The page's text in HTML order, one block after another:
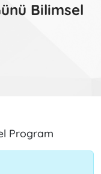
Bilimsel
Program